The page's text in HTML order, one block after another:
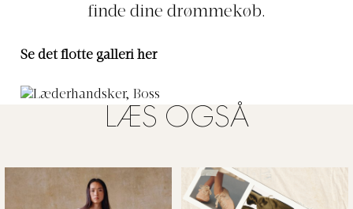
finde dine drømmekøb.
Se det flotte galleri her
LÆS OGSÅ